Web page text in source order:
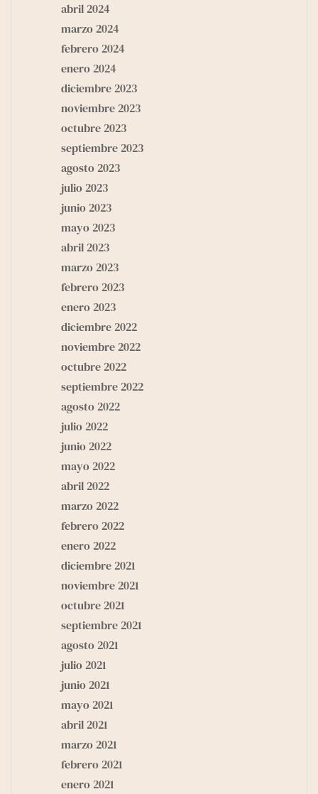
abril 2024
marzo 2024
febrero 2024
enero 2024
diciembre 2023
noviembre 2023
octubre 2023
septiembre 2023
agosto 2023
julio 2023
junio 2023
mayo 2023
abril 2023
marzo 2023
febrero 2023
enero 2023
diciembre 2022
noviembre 2022
octubre 2022
septiembre 2022
agosto 2022
julio 2022
junio 2022
mayo 2022
abril 2022
marzo 2022
febrero 2022
enero 2022
diciembre 2021
noviembre 2021
octubre 2021
septiembre 2021
agosto 2021
julio 2021
junio 2021
mayo 2021
abril 2021
marzo 2021
febrero 2021
enero 2021